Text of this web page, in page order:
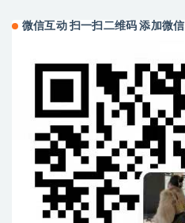
微信互动 扫一扫二维码 添加微信